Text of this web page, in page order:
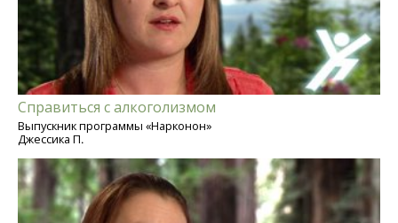
Справиться с алкоголизмом
Выпускник программы «Нарконон»
Джессика П.